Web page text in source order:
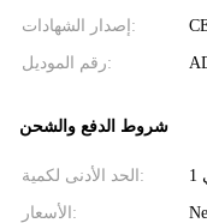
إصدار الشهادات:
رقم الموديل:
شروط الدفع والشحن
الحد الأدنى لكمية:
الأسعار: